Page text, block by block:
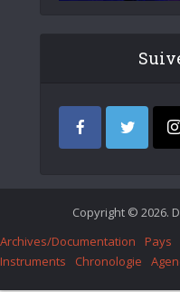
Copyright © 2026.
Archives/Documentation
Pays
Instruments
Chronologie